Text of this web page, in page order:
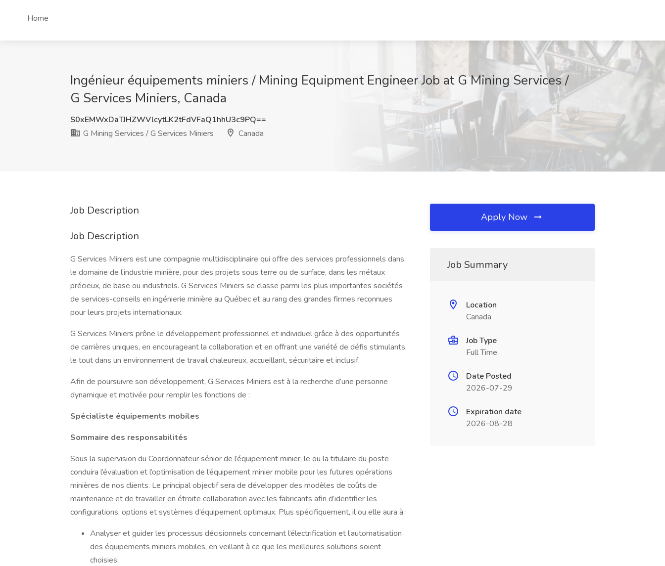
Home
Ingénieur équipements miniers / Mining Equipment Engineer Job at G Mining Services /
G Services Miniers, Canada
S0xEMWxDaTJHZWVlcytLK2tFdVFaQ1hhU3c9PQ==
G Mining Services / G Services Miniers
Canada
Job Description
Job Description
G Services Miniers est une compagnie multidisciplinaire qui offre des services professionnels dans
le domaine de l’industrie minière, pour des projets sous terre ou de surface, dans les métaux
précieux, de base ou industriels. G Services Miniers se classe parmi les plus importantes sociétés
de services-conseils en ingénierie minière au Québec et au rang des grandes firmes reconnues
pour leurs projets internationaux.
G Services Miniers prône le développement professionnel et individuel grâce à des opportunités
de carrières uniques, en encourageant la collaboration et en offrant une variété de défis stimulants,
le tout dans un environnement de travail chaleureux, accueillant, sécuritaire et inclusif.
Afin de poursuivre son développement, G Services Miniers est à la recherche d’une personne
dynamique et motivée pour remplir les fonctions de :
Spécialiste équipements mobiles
Sommaire des responsabilités
Sous la supervision du Coordonnateur sénior de l’équipement minier, le ou la titulaire du poste
conduira l’évaluation et l’optimisation de l’équipement minier mobile pour les futures opérations
minières de nos clients. Le principal objectif sera de développer des modèles de coûts de
maintenance et de travailler en étroite collaboration avec les fabricants afin d’identifier les
configurations, options et systèmes d’équipement optimaux. Plus spécifiquement, il ou elle aura à :
Analyser et guider les processus décisionnels concernant l’électrification et l’automatisation
des équipements miniers mobiles, en veillant à ce que les meilleures solutions soient
choisies;
Apply Now
Job Summary
Location
Canada
Job Type
Full Time
Date Posted
2026-07-29
Expiration date
2026-08-28